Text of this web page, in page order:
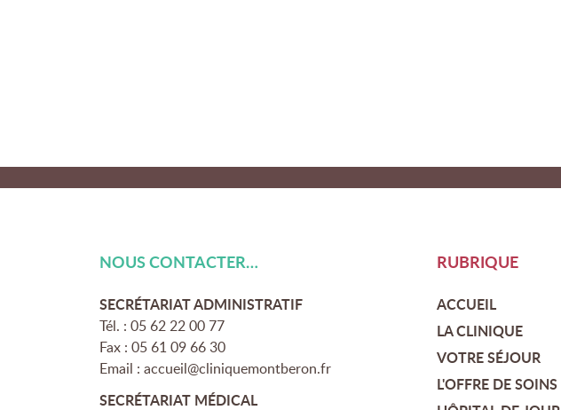
NOUS CONTACTER…
SECRÉTARIAT ADMINISTRATIF
Tél. : 05 62 22 00 77
Fax : 05 61 09 66 30
Email : accueil@cliniquemontberon.fr
SECRÉTARIAT MÉDICAL
RUBRIQUE
ACCUEIL
LA CLINIQUE
VOTRE SÉJOUR
L'OFFRE DE SOINS